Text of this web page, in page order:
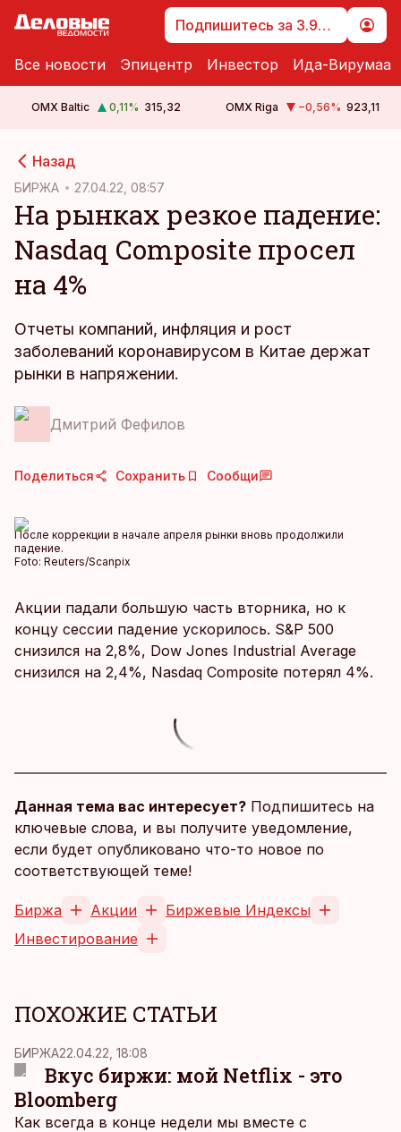
Подпишитесь за 3.99 €
Все новости Эпицентр Инвестор Ида-Вирумаа
OMX Baltic 0,11% 315,32 OMX Riga −0,56% 923,11
Назад
БИРЖА 27.04.22, 08:57
На рынках резкое падение:
Nasdaq Composite просел
на 4%
Отчеты компаний, инфляция и рост
заболеваний коронавирусом в Китае держат
рынки в напряжении.
Дмитрий Фефилов
Поделиться Сохранить Сообщи
После коррекции в начале апреля рынки вновь продолжили
падение.
Foto: Reuters/Scanpix
Акции падали большую часть вторника, но к
концу сессии падение ускорилось. S&P 500
снизился на 2,8%, Dow Jones Industrial Average
снизился на 2,4%, Nasdaq Composite потерял 4%.
Данная тема вас интересует? Подпишитесь на
ключевые слова, и вы получите уведомление,
если будет опубликовано что-то новое по
соответствующей теме!
Биржа Акции
Биржевые Индексы
Инвестирование
ПОХОЖИЕ СТАТЬИ
БИРЖА22.04.22, 18:08
Вкус биржи: мой Netflix - это
Bloomberg
Как всегда в конце недели мы вместе с